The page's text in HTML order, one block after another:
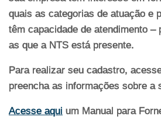
quais as categorias de atuação e
têm capacidade de atendimento –
as que a NTS está presente.
Para realizar seu cadastro,
preencha as informações sobre a
Acesse aqui um Manual para